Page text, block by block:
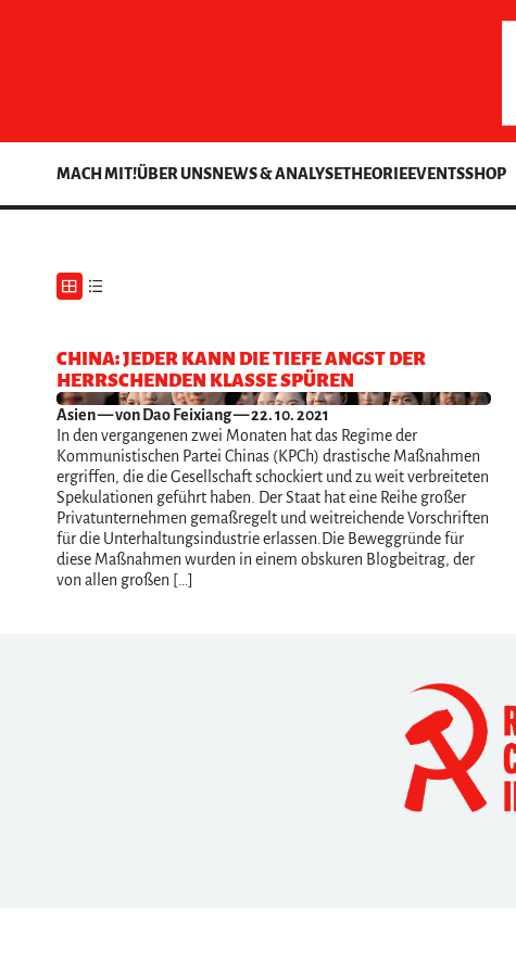
MACH MIT!ÜBER UNSNEWS & ANALYSETHEORIEEVENTSSHOP
CHINA: JEDER KANN DIE TIEFE ANGST DER
HERRSCHENDEN KLASSE SPÜREN
Asien— von Dao Feixiang — 22. 10. 2021
In den vergangenen zwei Monaten hat das Regime der
Kommunistischen Partei Chinas (KPCh) drastische Maßnahmen
ergriffen, die die Gesellschaft schockiert und zu weit verbreiteten
Spekulationen geführt haben. Der Staat hat eine Reihe großer
Privatunternehmen gemaßregelt und weitreichende Vorschriften
für die Unterhaltungsindustrie erlassen.Die Beweggründe für
diese Maßnahmen wurden in einem obskuren Blogbeitrag, der
von allen großen […]